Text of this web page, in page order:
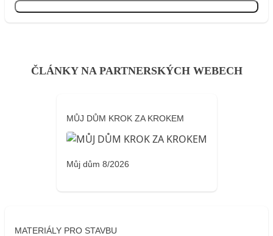
ČLÁNKY NA PARTNERSKÝCH WEBECH
MŮJ DŮM KROK ZA KROKEM
Můj dům 8/2026
MATERIÁLY PRO STAVBU